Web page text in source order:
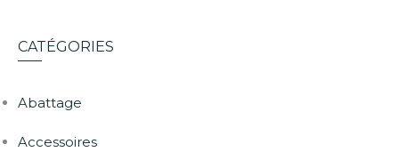
CATÉGORIES
Abattage
Accessoires